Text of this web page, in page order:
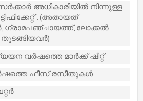
അധികാരിയിൽ നിന്നുള്ള
. (അതായത്
ഗ്രാമപഞ്ചായത്ത്, ലോക്കൽ
തുടങ്ങിയവർ)
വർഷത്തെ മാർക്ക് ഷീറ്റ്
ഫീസ് രസീതുകൾ